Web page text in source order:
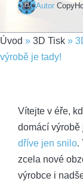
Autor
Úvod » 3D Tisk »
výrobě je tady!
Vítejte v éře,
domácí výrobě
dříve jen snilo.
zcela nové
výrobce i